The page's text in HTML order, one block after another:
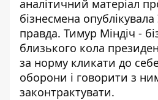
аналітичний матеріал
бізнесмена опублікувала
правда. Тимур Міндіч -
близького кола
за норму кликати до себе
оборони і говорити з
законтрактувати.